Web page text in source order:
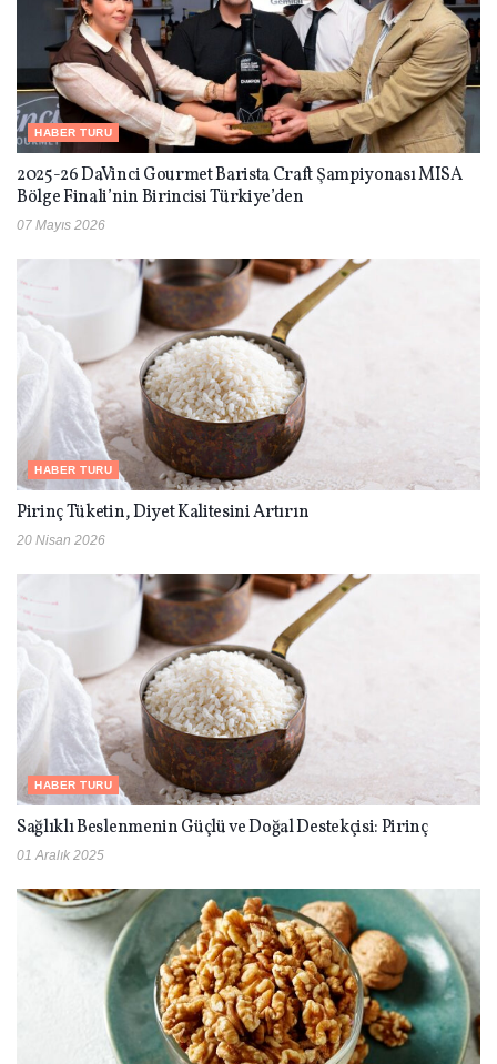
HABER TURU
2025-26 DaVinci Gourmet Barista Craft Şampiyonası MISA
Bölge Finali’nin Birincisi Türkiye’den
07 Mayıs 2026
HABER TURU
Pirinç Tüketin, Diyet Kalitesini Artırın
20 Nisan 2026
HABER TURU
Sağlıklı Beslenmenin Güçlü ve Doğal Destekçisi: Pirinç
01 Aralık 2025